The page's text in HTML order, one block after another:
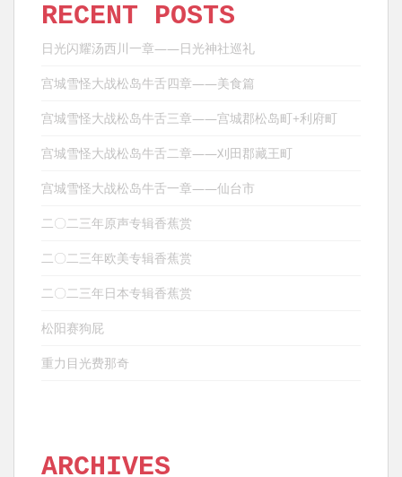
RECENT POSTS
日光闪耀汤西川一章——日光神社巡礼
宫城雪怪大战松岛牛舌四章——美食篇
宫城雪怪大战松岛牛舌三章——宫城郡松岛町+利府町
宫城雪怪大战松岛牛舌二章——刈田郡藏王町
宫城雪怪大战松岛牛舌一章——仙台市
二〇二三年原声专辑香蕉赏
二〇二三年欧美专辑香蕉赏
二〇二三年日本专辑香蕉赏
松阳赛狗屁
重力目光费那奇
ARCHIVES